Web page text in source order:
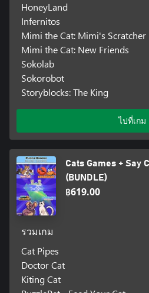
HoneyLand
Infernitos
Mimi the Cat: Mimi's Scratcher
Mimi the Cat: New Friends
Sokolab
Sokorobot
Storyblocks: The King
ไปที่เกม
Cats Games + Say
(BUNDLE)
฿619.00
รวมเกม
Cat Pipes
Doctor Cat
Kiting Cat